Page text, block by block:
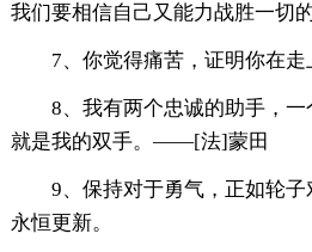
我们要相信自己又能力战胜一切的
7、你觉得痛苦，证明你在走
8、我有两个忠诚的助手，
就是我的双手。——[法]蒙田
9、保持对于勇气，正如轮
永恒更新。